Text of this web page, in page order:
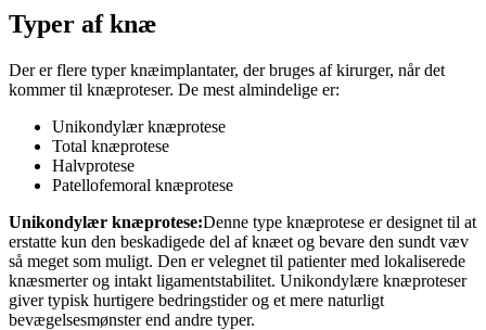
Typer af knæ
Der er flere typer knæimplantater, der bruges af kirurger, når det
kommer til knæproteser. De mest almindelige er:
Unikondylær knæprotese
Total knæprotese
Halvprotese
Patellofemoral knæprotese
Unikondylær knæprotese:Denne type knæprotese er designet til at
erstatte kun den beskadigede del af knæet og bevare den sundt væv
så meget som muligt. Den er velegnet til patienter med lokaliserede
knæsmerter og intakt ligamentstabilitet. Unikondylære knæproteser
giver typisk hurtigere bedringstider og et mere naturligt
bevægelsesmønster end andre typer.